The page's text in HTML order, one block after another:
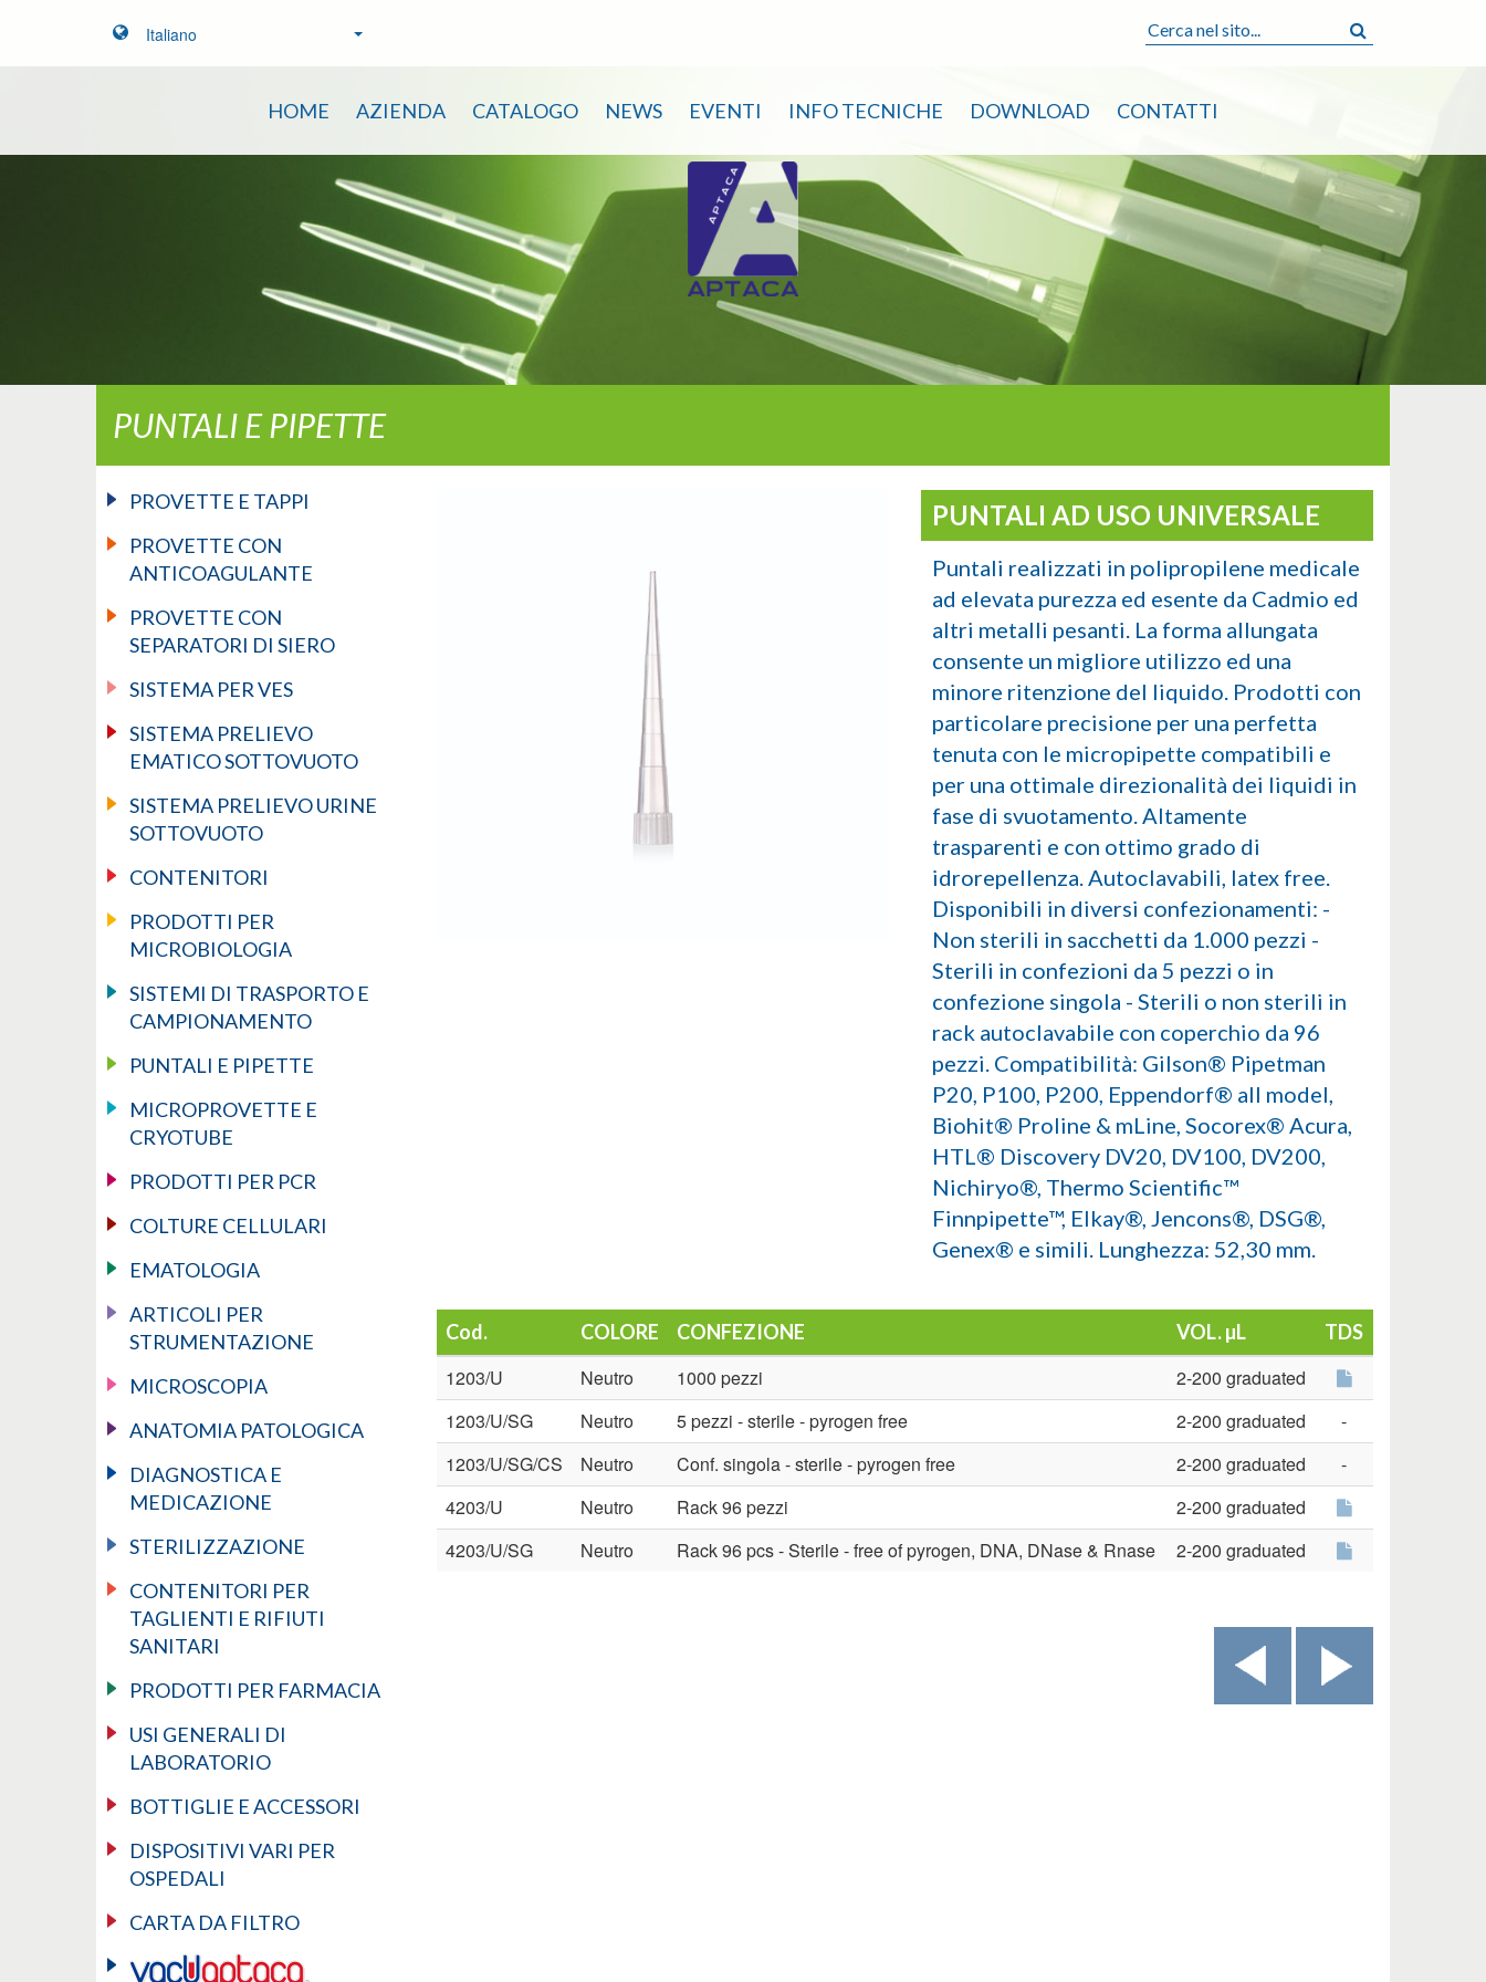
Italiano
HOME AZIENDA CATALOGO NEWS EVENTI INFO TECNICHE DOWNLOAD CONTATTI
PUNTALI E PIPETTE
PROVETTE E TAPPI
PROVETTE CON
ANTICOAGULANTE
PROVETTE CON
SEPARATORI DI SIERO
SISTEMA PER VES
SISTEMA PRELIEVO
EMATICO SOTTOVUOTO
SISTEMA PRELIEVO URINE
SOTTOVUOTO
CONTENITORI
PRODOTTI PER
MICROBIOLOGIA
SISTEMI DI TRASPORTO E
CAMPIONAMENTO
PUNTALI E PIPETTE
MICROPROVETTE E
CRYOTUBE
PRODOTTI PER PCR
COLTURE CELLULARI
EMATOLOGIA
ARTICOLI PER
STRUMENTAZIONE
MICROSCOPIA
ANATOMIA PATOLOGICA
DIAGNOSTICA E
MEDICAZIONE
STERILIZZAZIONE
CONTENITORI PER
TAGLIENTI E RIFIUTI
SANITARI
PRODOTTI PER FARMACIA
USI GENERALI DI
LABORATORIO
BOTTIGLIE E ACCESSORI
DISPOSITIVI VARI PER
OSPEDALI
CARTA DA FILTRO
PUNTALI AD USO UNIVERSALE
Puntali realizzati in polipropilene medicale
ad elevata purezza ed esente da Cadmio ed
altri metalli pesanti. La forma allungata
consente un migliore utilizzo ed una
minore ritenzione del liquido. Prodotti con
particolare precisione per una perfetta
tenuta con le micropipette compatibili e
per una ottimale direzionalità dei liquidi in
fase di svuotamento. Altamente
trasparenti e con ottimo grado di
idrorepellenza. Autoclavabili, latex free.
Disponibili in diversi confezionamenti: -
Non sterili in sacchetti da 1.000 pezzi -
Sterili in confezioni da 5 pezzi o in
confezione singola - Sterili o non sterili in
rack autoclavabile con coperchio da 96
pezzi. Compatibilità: Gilson® Pipetman
P20, P100, P200, Eppendorf® all model,
Biohit® Proline & mLine, Socorex® Acura,
HTL® Discovery DV20, DV100, DV200,
Nichiryo®, Thermo Scientific™
Finnpipette™, Elkay®, Jencons®, DSG®,
Genex® e simili. Lunghezza: 52,30 mm.
Cod. COLORE CONFEZIONE VOL. µL TDS
1203/U Neutro 1000 pezzi
2-200 graduated
1203/U/SG
Neutro 5 pezzi - sterile - pyrogen free 2-200 graduated
-
1203/U/SG/CS
Neutro Conf. singola - sterile - pyrogen free 2-200 graduated
-
4203/U
Neutro Rack 96 pezzi
2-200 graduated
4203/U/SG
Neutro Rack 96 pcs - Sterile - free of pyrogen, DNA, DNase & Rnase 2-200 graduated